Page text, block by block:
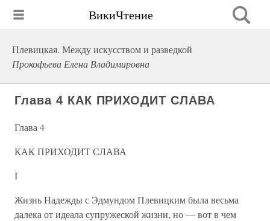
ВикиЧтение
Плевицкая. Между искусством и разведкой
Прокофьева Елена Владимировна
Глава 4 КАК ПРИХОДИТ СЛАВА
Глава 4
КАК ПРИХОДИТ СЛАВА
I
Жизнь Надежды с Эдмундом Плевицким была весьма
далека от идеала супружеской жизни, но — вот в чем